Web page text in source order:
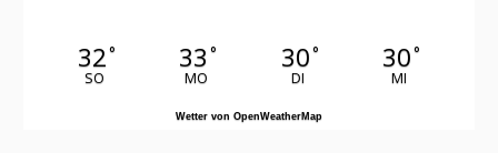
32°
SO
33 °
MO
30°
DI
30°
MI
Wetter von OpenWeatherMap